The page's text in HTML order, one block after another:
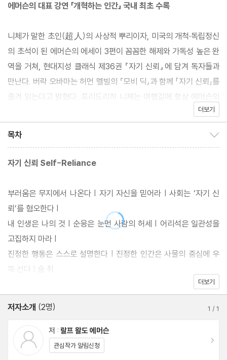
에머슨의 대표 강연 「개혁하는 인간」 국내 최초 수록
니체가 말한 초인(超人)의 사상적 뿌리이자, 미국의 개척·독립정신
의 초석이 된 에머슨의 에세이 3편이 꼼꼼한 해제와 가독성 높은 완
역을 거쳐, 현대지성 클래식 제36권 『자기 신뢰』에 담겨 독자들과
만난다. 버락 오바마는 허먼 멜빌의 『모비 딕』과 함께 「자기 신뢰」를
즐겨 읽는다고 밝혔다. 프리드리히 니체는 여행길에 항상 에머슨의
책을 가지고 다녔고 「자기 신뢰」를 읽으며 『차라투스트라는 이렇게
표현했고, 『월든』의 저자 헨리 데이비드 소로는 에머슨의 제자이자
사상적 동지였다. 에머슨의 사상은 초월주의로 유명한데, 이 사상이
인생과 자연 그리고 신성을 편견 없이 있는 그대로 받아들여야 한다
고 말한 에세이가 「운명」이며, 「개혁하는 인간」은 ‘유출’ 개념에 근거
해 인간이 한없이 향상하는 쪽으로 자신을 개혁할 수 있다고 권하는
글이다.
에머슨은 14세에 하버드대학교를 입학하고, 신학을 공부해 23세에
목사가 되었으나 기존의 종교 체계에 순응하고 예배 형식을 따라 사
는 것을 거부함으로써 「자기 신뢰」에서 말하는 “자기 생각을 믿는
사람”으로 살아가기 시작한다. 그는 기득권에 의지하지 않고도 자기
를 온전히 믿고 살아간다면, 자기 영혼이 곧 빛이 되어 자족적으로
살아갈 수 있다고 강조한다. 국내 최초로 소개하는 「개혁하는 인간」
을 포함하여, 에머슨의 에세이는 당시 미국의 경제·사회·종교적 배경
더보기
목차
자기 신뢰 Self-Reliance
부러움은 무지에서 나온다 | 자기 자신을 믿어라 | 사회는 ‘자기 신
뢰’를 혐오한다 |
내 인생은 나의 것 | 순응은 눈먼 사람의 허세 | 어리석은 일관성을
고집하지 마라 |
진정한 행동은 스스로 설명한다 | 진정한 인간은 사물의 중심에 우
뚝 선다 | 술 취
한 사람의 우화 | 있음의 느낌은 모든 사물의 원천 | 영혼은 빛이다 |
간이 없다 | 자기 영혼으로 우뚝 서려면 | 이제는 가슴이 시키는 일을
하라 | 의무의
수행: 직접적 혹은 반영적 방식 | 자기 신뢰의 네 가지 실천 | 위인이
더보기
저자소개 (2명) 1 /1
저 : 랄프 왈도 에머슨
관심작가 알림신청